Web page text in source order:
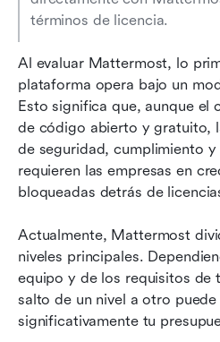
términos de licencia.
Al evaluar Mattermost, lo
plataforma opera bajo un
Esto significa que, aunque el
de código abierto y gratuito,
de seguridad, cumplimiento
requieren las empresas en
bloqueadas detrás de
Actualmente, Mattermost
niveles principales.
equipo y de los requisitos de
salto de un nivel a otro
significativamente tu